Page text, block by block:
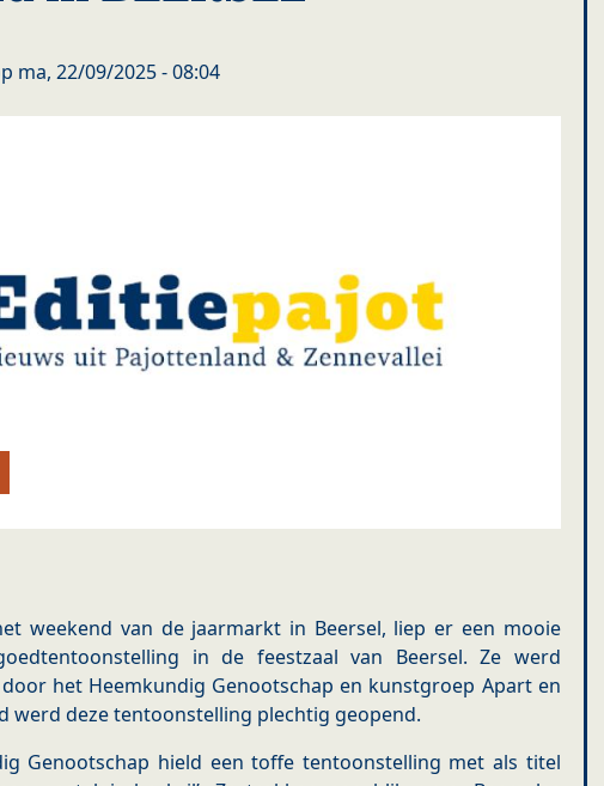
ma, 22/09/2025 - 08:04
weekend van de jaarmarkt in Beersel, liep er een mooie
in de feestzaal van Beersel. Ze werd
het Heemkundig Genootschap en kunstgroep Apart en
werd deze tentoonstelling plechtig geopend.
Genootschap hield een toffe tentoonstelling met als titel